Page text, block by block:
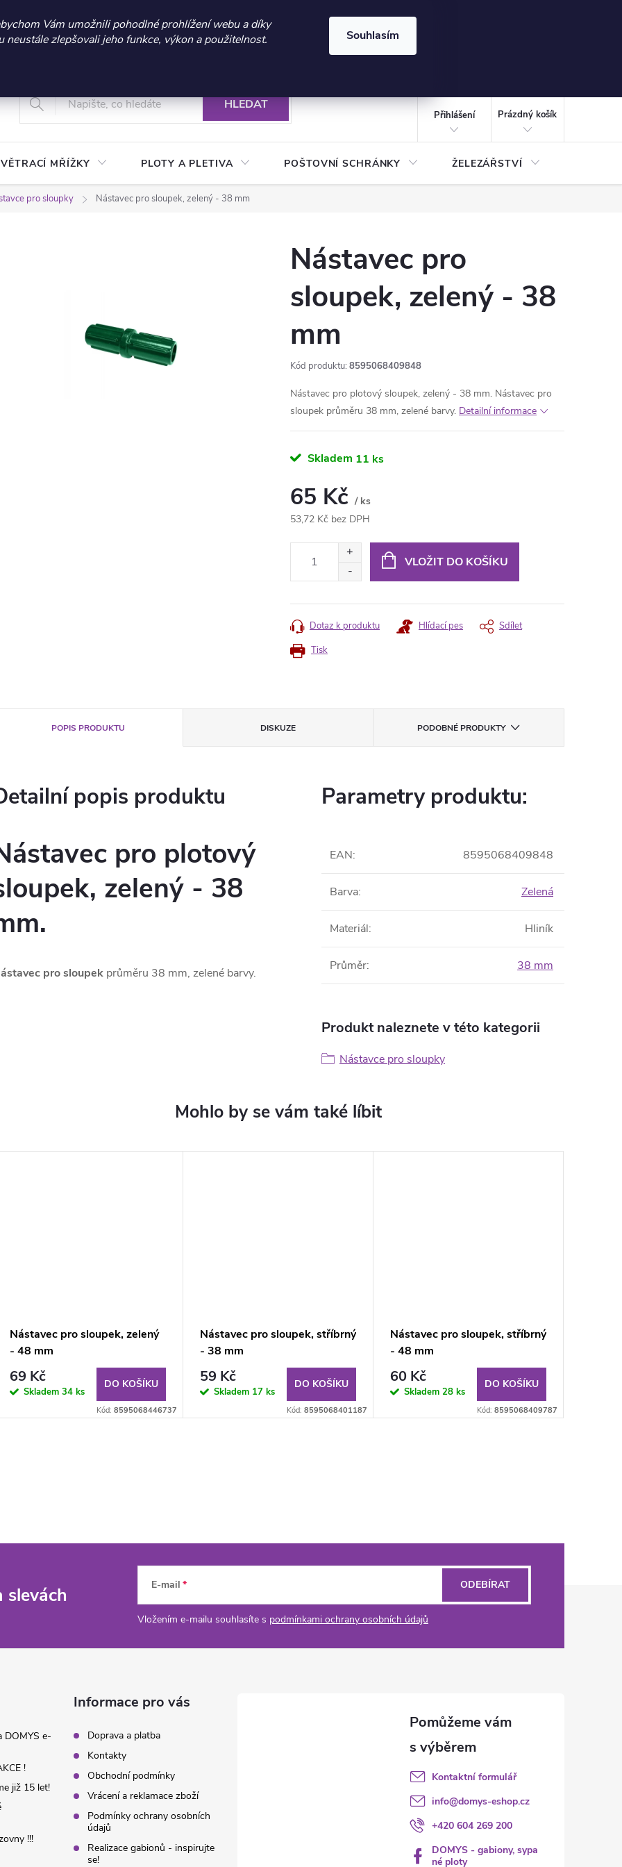
sleva 300 Kč při nákupu nad 3.000 Kč | Platnost do 21.9.2026 ⏰ | Kód: LÉTO2026
Vám umožnili pohodlné prohlížení webu a díky
neustále zlepšovali jeho funkce, výkon a použitelnost.
Souhlasím
+420 604 269 200
Vrácení a reklamace zboží Podmínky ochrany osobních údajů
HLEDAT
Přihlášení
KOŠÍK
Prázdný košík
VĚTRACÍ MŘÍŽKY PLOTY A PLETIVA POŠTOVNÍ SCHRÁNKY ŽELEZÁŘSTVÍ
pro sloupky Nástavec pro sloupek, zelený - 38 mm
Nástavec pro
sloupek, zelený - 38
mm
Kód produktu: 8595068409848
Nástavec pro plotový sloupek, zelený - 38 mm. Nástavec pro
sloupek průměru 38 mm, zelené barvy. Detailní informace
Skladem 11 ks
65 Kč / ks
53,72 Kč bez DPH
VLOŽIT DO KOŠÍKU
Tisk
Dotaz k produktu Hlídací pes Sdílet
POPIS PRODUKTU DISKUZE PODOBNÉ PRODUKTY
popis produktu
pro plotový
zelený - 38
pro sloupek průměru 38 mm, zelené barvy.
Parametry produktu:
EAN: 8595068409848
Barva: Zelená
Materiál: Hliník
Průměr: 38 mm
Produkt naleznete v této kategorii
Nástavce pro sloupky
Nástavec pro sloupek, zelený
- 48 mm
69 Kč
Skladem 34 ks
DO KOŠÍKU
Kód: 8595068446737
Nástavec pro sloupek, stříbrný
- 38 mm
59 Kč
Skladem 17 ks
DO KOŠÍKU
Kód: 8595068401187
Nástavec pro sloupek, stříbrný
- 48 mm
60 Kč
Skladem 28 ks
DO KOŠÍKU
Kód: 8595068409787
slevách E-mail
Vložením e-mailu souhlasíte s podmínkami ochrany osobních údajů
ODEBÍRAT
DOMYS e-
!
již 15 let!
!!!
Informace pro vás
Doprava a platba
Kontakty
Obchodní podmínky
Vrácení a reklamace zboží
Podmínky ochrany osobních
údajů
Realizace gabionů - inspirujte
se!
Kontaktní formulář
info@domys-eshop.cz
+420 604 269 200
DOMYS - gabiony, sypa
né ploty